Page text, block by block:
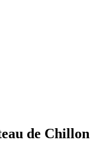
de Chillon